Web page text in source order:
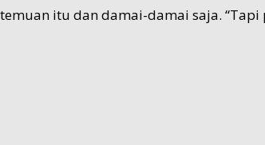
itu dan damai-damai saja.